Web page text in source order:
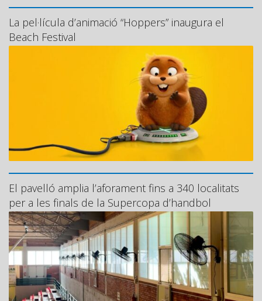
La pel·lícula d’animació “Hoppers” inaugura el
Beach Festival
El pavelló amplia l’aforament fins a 340 localitats
per a les finals de la Supercopa d’handbol